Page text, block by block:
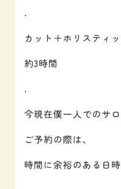
.
カット＋ホリスティ
約3時間
.
今現在僕一人でのサ
ご予約の際は、
時間に余裕のある日